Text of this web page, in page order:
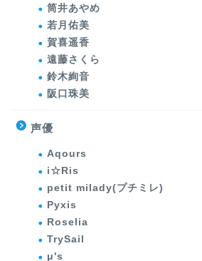
筒井あやめ
若月佑美
賀喜遥香
遠藤さくら
鈴木絢音
阪口珠美
声優
Aqours
i☆Ris
petit milady(プチミレ)
Pyxis
Roselia
TrySail
μ's